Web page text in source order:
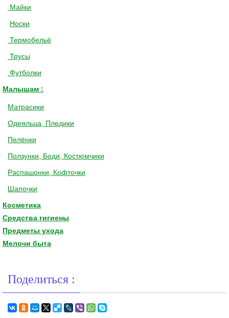
Майки
Носки
Термобельё
Трусы
Футболки
Малышам :
Матрасики
Одеяльца, Пледики
Пелёнки
Ползунки, Боди, Костюмчики
Распашонки, Кофточки
Шапочки
Косметика
Средства гигиены
Предметы ухода
Мелочи быта
Поделиться :